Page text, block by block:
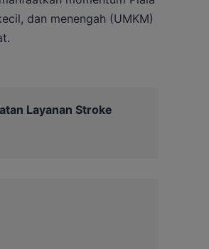
dan menengah (UMKM)
Layanan Stroke